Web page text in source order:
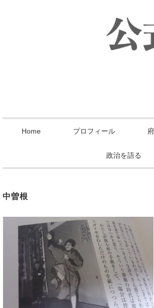
Home プロフィール
政治を語る
中曽根